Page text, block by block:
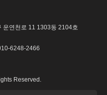
운연천로 11 1303동 2104호
6248-2466
Reserved.